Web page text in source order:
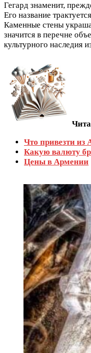
Гегард знаменит,
Его название
Каменные стены
значится в перечне
культурного наследия
Что привезти из
Какую валюту
Цены в Армении